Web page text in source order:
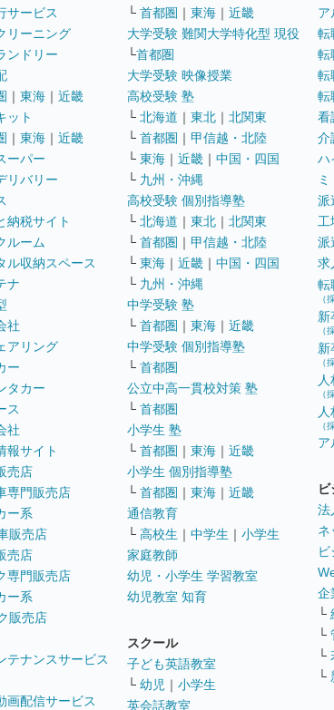
サービス
リーニング
ンドリー
｜ 東海 ｜ 近畿
ット
｜ 東海 ｜ 近畿
ーパー
リバリー
納税サイト
ルーム
ル収納スペース
ナ
社
アリング
ー
タカー
ス
社
報サイト
売店
専門販売店
ー系
販売店
売店
専門販売店
ー系
販売店
テナンスサービス
画配信サービス
└ 首都圏 ｜ 東海 ｜ 近畿
大学受験 難関大学特化型 現役
└首都圏
大学受験 映像授業
高校受験 塾
└ 北海道 ｜ 東北 ｜ 北関東
└ 首都圏 ｜ 甲信越・北陸
└ 東海 ｜ 近畿 ｜ 中国・四国
└ 九州・沖縄
高校受験 個別指導塾
└ 北海道 ｜ 東北 ｜ 北関東
└ 首都圏 ｜ 甲信越・北陸
└ 東海 ｜ 近畿 ｜ 中国・四国
└ 九州・沖縄
中学受験 塾
└ 首都圏 ｜ 東海 ｜ 近畿
中学受験 個別指導塾
└ 首都圏
公立中高一貫校対策 塾
└ 首都圏
小学生 塾
└ 首都圏 ｜ 東海 ｜ 近畿
小学生 個別指導塾
└ 首都圏 ｜ 東海 ｜ 近畿
通信教育
└ 高校生 ｜ 中学生 ｜ 小学生
家庭教師
幼児・小学生 学習教室
幼児教室 知育
スクール
子ども英語教室
└ 幼児 ｜ 小学生
英会話教室
ア
転
転
転
転
看
介
ハ
派
工
派
求
転
（
新
（
新
（
（
（
ア
ビ
法
ネ
企
└
└
└
└